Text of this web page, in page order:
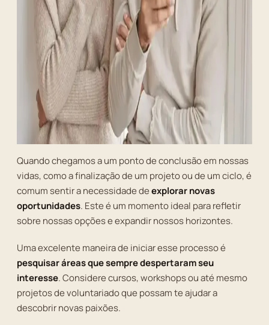
Quando chegamos a um ponto de conclusão em nossas
vidas, como a finalização de um projeto ou de um ciclo, é
comum sentir a necessidade deexplorar novas
oportunidades. Este é um momento ideal para refletir
sobre nossas opções e expandir nossos horizontes.
Uma excelente maneira de iniciar esse processo é
pesquisar áreas que sempre despertaram seu
interesse. Considere cursos, workshops ou até mesmo
projetos de voluntariado que possam te ajudar a
descobrir novas paixões.